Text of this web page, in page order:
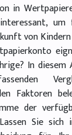
in
interessant,
von
In diesem
Faktoren
der
Sie